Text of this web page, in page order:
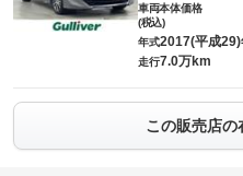
車両本体価格
(税込)
年式2017(平成29)
走行7.0万km
この販売店の